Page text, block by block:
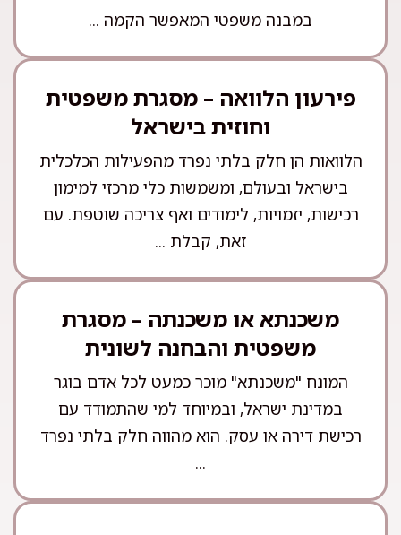
במבנה משפטי המאפשר הקמה ...
פירעון הלוואה – מסגרת משפטית
וחוזית בישראל
הלוואות הן חלק בלתי נפרד מהפעילות הכלכלית
בישראל ובעולם, ומשמשות כלי מרכזי למימון
רכישות, יזמויות, לימודים ואף צריכה שוטפת. עם
זאת, קבלת ...
משכנתא או משכנתה – מסגרת
משפטית והבחנה לשונית
המונח "משכנתא" מוכר כמעט לכל אדם בוגר
במדינת ישראל, ובמיוחד למי שהתמודד עם
רכישת דירה או עסק. הוא מהווה חלק בלתי נפרד
...